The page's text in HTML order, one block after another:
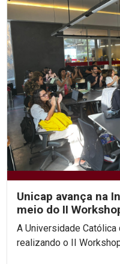
Unicap avança na
meio do II
Multidisciplinar...
A Universidade
realizando o II